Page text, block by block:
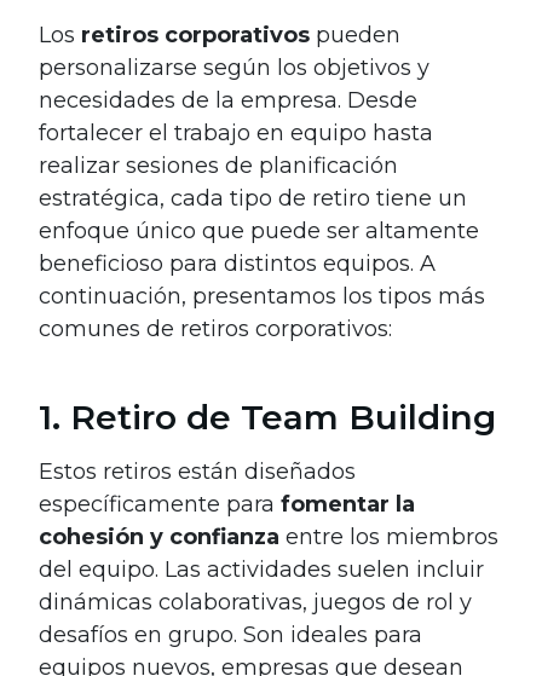
Los retiros corporativos pueden
personalizarse según los objetivos y
necesidades de la empresa. Desde
fortalecer el trabajo en equipo hasta
realizar sesiones de planificación
estratégica, cada tipo de retiro tiene un
enfoque único que puede ser altamente
beneficioso para distintos equipos. A
continuación, presentamos los tipos más
comunes de retiros corporativos:
1. Retiro de Team Building
Estos retiros están diseñados
específicamente para fomentar la
cohesión y confianza entre los miembros
del equipo. Las actividades suelen incluir
dinámicas colaborativas, juegos de rol y
desafíos en grupo. Son ideales para
equipos nuevos, empresas que desean